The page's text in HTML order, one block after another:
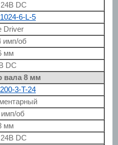
DC
6-L-5
Driver
имп/об
мм
DC
вала 8 мм
3-T-24
имп/об
мм
DC